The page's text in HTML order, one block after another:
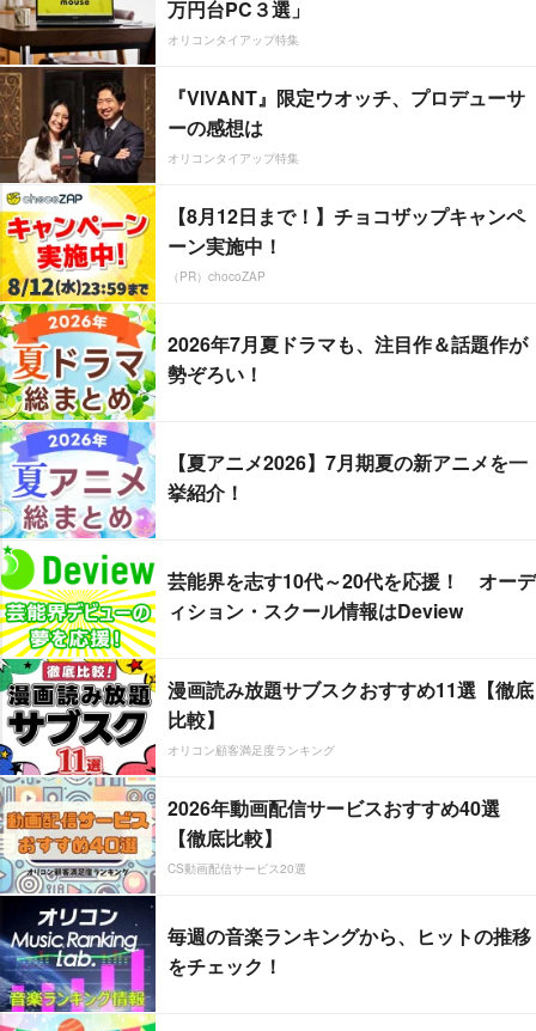
万円台PC３選」
オリコンタイアップ特集
『VIVANT』限定ウオッチ、プロデューサ
ーの感想は
オリコンタイアップ特集
【8月12日まで！】チョコザップキャンペ
ーン実施中！
（PR）chocoZAP
2026年7月夏ドラマも、注目作＆話題作が
勢ぞろい！
【夏アニメ2026】7月期夏の新アニメを一
挙紹介！
芸能界を志す10代～20代を応援！ オーデ
ィション・スクール情報はDeview
漫画読み放題サブスクおすすめ11選【徹底
比較】
オリコン顧客満足度ランキング
2026年動画配信サービスおすすめ40選
【徹底比較】
CS動画配信サービス20選
毎週の音楽ランキングから、ヒットの推移
をチェック！